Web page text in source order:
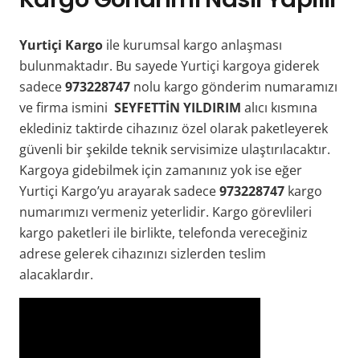
Yurtiçi Kargo ile kurumsal kargo anlaşması
bulunmaktadır. Bu sayede Yurtiçi kargoya giderek
sadece973228747 nolu kargo gönderim numaramızı
ve firma ismini SEYFETTİN YILDIRIM alıcı kısmına
eklediniz taktirde cihazınız özel olarak paketleyerek
güvenli bir şekilde teknik servisimize ulaştırılacaktır.
Kargoya gidebilmek için zamanınız yok ise eğer
Yurtiçi Kargo’yu arayarak sadece973228747 kargo
numarımızı vermeniz yeterlidir. Kargo görevlileri
kargo paketleri ile birlikte, telefonda vereceğiniz
adrese gelerek cihazınızı sizlerden teslim
alacaklardır.